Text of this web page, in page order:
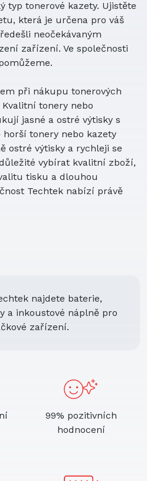
typ tonerové kazety. Ujistěte
která je určena pro váš
neočekávaným
zařízení. Ve společnosti
při nákupu tonerových
tonery nebo
jasné a ostré výtisky s
tonery nebo kazety
ostré výtisky a rychleji se
vybírat kvalitní zboží,
tisku a dlouhou
Techtek nabízí právě
najdete baterie,
a inkoustové náplně pro
zařízení.
99% pozitivních
hodnocení